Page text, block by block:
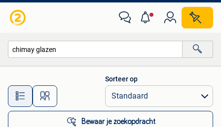
Alle afstanden…
Sorteer op
Bewaar je zoekopdracht